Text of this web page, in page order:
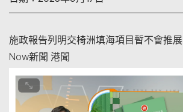
施政報告列明交椅洲填海項目暫不會推展
Now新聞 港聞